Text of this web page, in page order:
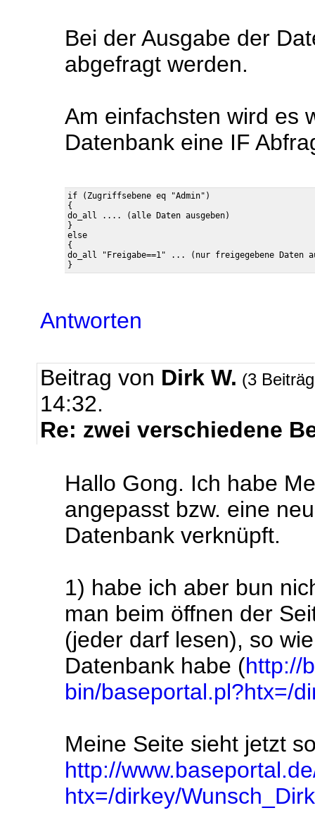
Bei der Ausgabe der
abgefragt werden.
Am einfachsten wird es
Datenbank eine IF
if (Zugriffsebene eq "Admin")
{
do_all .... (alle Daten ausgeben)
}
else
{
do_all "Freigabe==1" ... (nur freigegebene Daten
Antworten
Beitrag von Dirk W. (3
14:32.
Re: zwei verschiedene
Hallo Gong. Ich habe
angepasst bzw. eine
Datenbank verknüpft.
1) habe ich aber bun
man beim öffnen der
(jeder darf lesen), so
Datenbank habe (http://
bin/baseportal.pl?htx=/
Meine Seite sieht jetzt
http://
htx=/dirkey/